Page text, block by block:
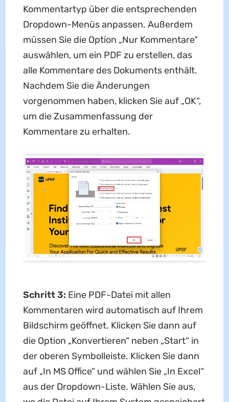
Kommentartyp über die entsprechenden
Dropdown-Menüs anpassen. Außerdem
müssen Sie die Option „Nur Kommentare“
auswählen, um ein PDF zu erstellen, das
alle Kommentare des Dokuments enthält.
Nachdem Sie die Änderungen
vorgenommen haben, klicken Sie auf „OK“,
um die Zusammenfassung der
Kommentare zu erhalten.
Schritt 3: Eine PDF-Datei mit allen
Kommentaren wird automatisch auf Ihrem
Bildschirm geöffnet. Klicken Sie dann auf
die Option „Konvertieren“ neben „Start“ in
der oberen Symbolleiste. Klicken Sie dann
auf „In MS Office“ und wählen Sie „In Excel“
aus der Dropdown-Liste. Wählen Sie aus,